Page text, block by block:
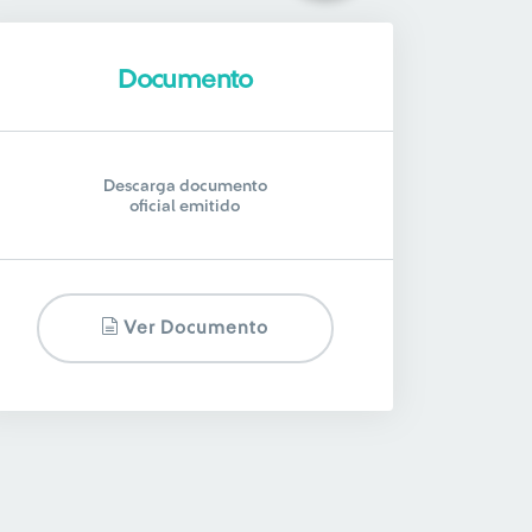
Documento
Descarga documento
oficial emitido
Ver Documento